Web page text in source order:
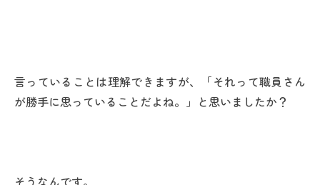
言っていることは理解できますが、「それって職員さん
が勝手に思っていることだよね。」と思いましたか？